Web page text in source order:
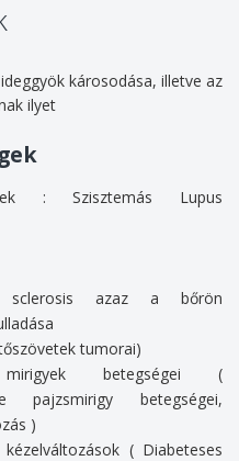
károsodása, illetve az
ilyet
: Szisztemás Lupus
sclerosis azaz a bőrön
tumorai)
betegségei (
pajzsmirigy betegségei,
)
( Diabeteses